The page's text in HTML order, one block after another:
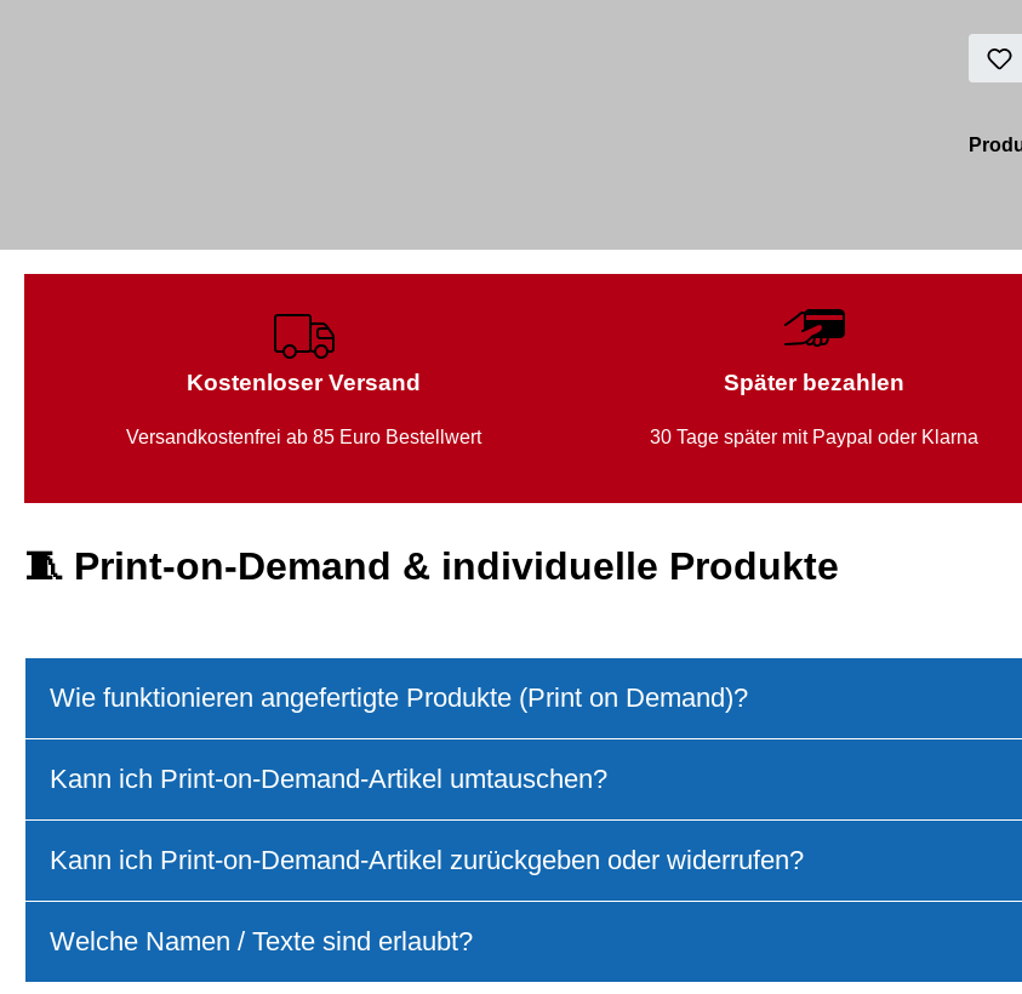
Kostenloser Versand
Versandkostenfrei ab 85 Euro Bestellwert
Später bezahlen
30 Tage später mit Paypal oder Klarna
🧵 Print‑on‑Demand & individuelle Produkte
Wie funktionieren angefertigte Produkte (Print on Demand)?
Kann ich Print‑on‑Demand‑Artikel umtauschen?
Kann ich Print‑on‑Demand‑Artikel zurückgeben oder widerrufen?
Welche Namen / Texte sind erlaubt?